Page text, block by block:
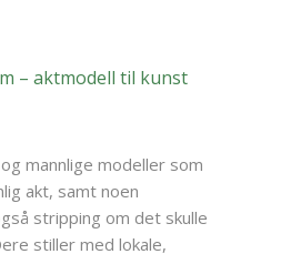
– aktmodell til kunst
mannlige modeller som
akt, samt noen
stripping om det skulle
stiller med lokale,